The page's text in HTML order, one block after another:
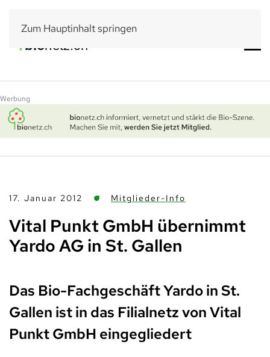
Zum Hauptinhalt springen
Werbung
17. Januar 2012 Mitglieder-Info
Vital Punkt GmbH übernimmt
Yardo AG in St. Gallen
Das Bio-Fachgeschäft Yardo in St.
Gallen ist in das Filialnetz von Vital
Punkt GmbH eingegliedert